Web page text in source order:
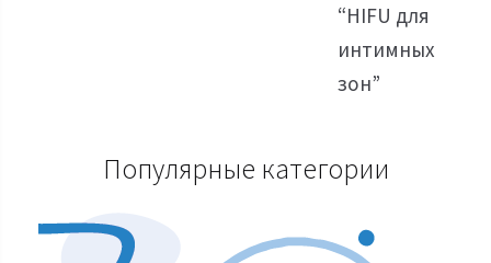
“HIFU для
интимных
зон”
Популярные категории